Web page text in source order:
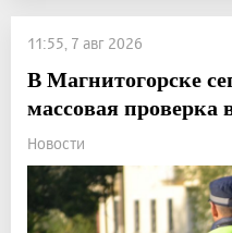
11:55, 7 авг 2026
В Магнитогорске
массовая проверка
Новости